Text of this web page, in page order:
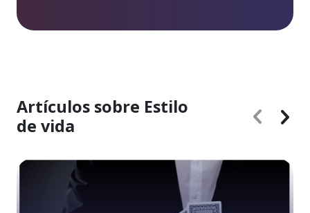
Artículos sobre Estilo
de vida